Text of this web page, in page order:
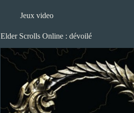
Jeux video
Elder Scrolls Online : dévoilé